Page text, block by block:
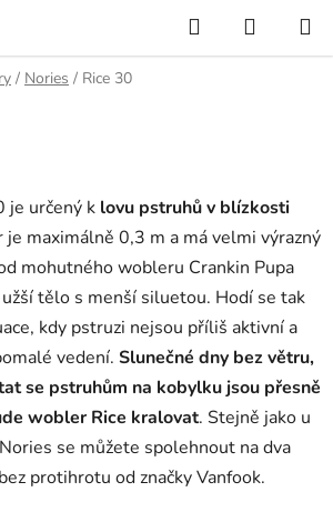
Hledat
KOŠÍK
/ Nories / Rice 30
je určený k lovu pstruhů v blízkosti
je maximálně 0,3 m a má velmi výrazný
mohutného wobleru Crankin Pupa
tělo s menší siluetou. Hodí se tak
kdy pstruzi nejsou příliš aktivní a
vedení. Slunečné dny bez větru,
se pstruhům na kobylku jsou přesně
wobler Rice kralovat. Stejně jako u
se můžete spolehnout na dva
protihrotu od značky Vanfook.